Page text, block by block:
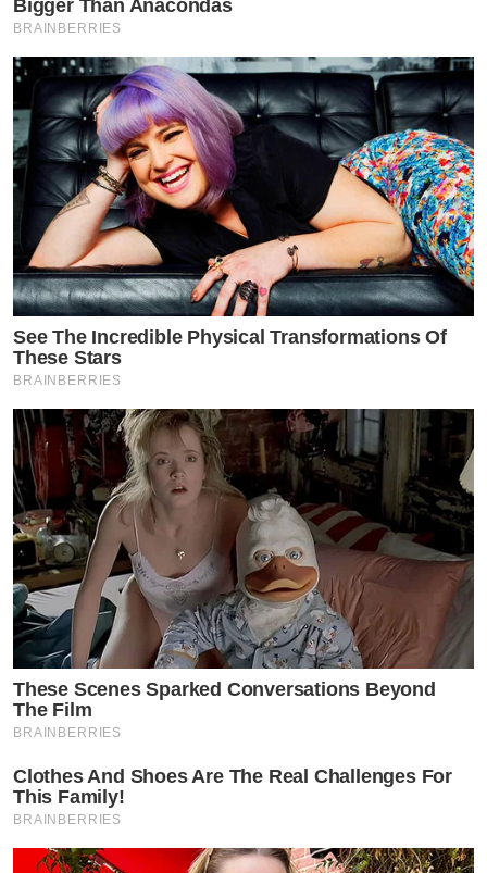
Bigger Than Anacondas
BRAINBERRIES
See The Incredible Physical Transformations Of
These Stars
BRAINBERRIES
These Scenes Sparked Conversations Beyond
The Film
BRAINBERRIES
Clothes And Shoes Are The Real Challenges For
This Family!
BRAINBERRIES